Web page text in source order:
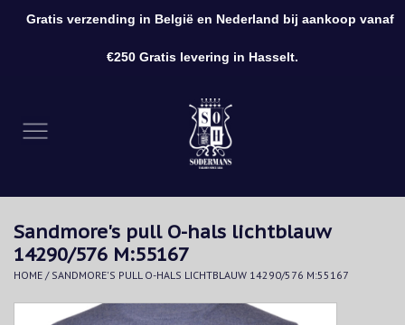
Kleding
Accessoires
Sandmore's pull O-hals lichtblauw
14290/576 M:55167
HOME / SANDMORE'S PULL O-HALS LICHTBLAUW 14290/576 M:55167
Gratis verzending in België en Nederland bij aankoop vanaf
€250 Gratis levering in Hasselt.